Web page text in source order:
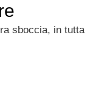
sboccia, in tutta